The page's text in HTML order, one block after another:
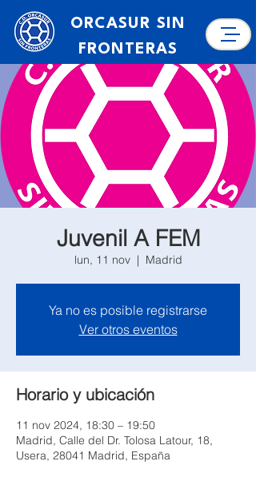
ORCASUR SIN
FRONTERAS
Juvenil A FEM
lun, 11 nov
  |
Madrid
Ya no es posible registrarse
Ver otros eventos
Horario y ubicación
11 nov 2024, 18:30 – 19:50
Madrid, Calle del Dr. Tolosa Latour, 18,
Usera, 28041 Madrid, España